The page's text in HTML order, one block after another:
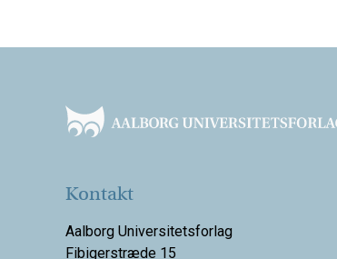
Kontakt
Aalborg Universitetsforlag
Fibigerstræde 15